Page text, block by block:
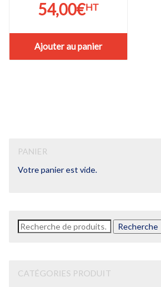
54,00€HT
Ajouter au panier
PANIER
Votre panier est vide.
Recherche
pour :
Recherche
CATÉGORIES PRODUIT